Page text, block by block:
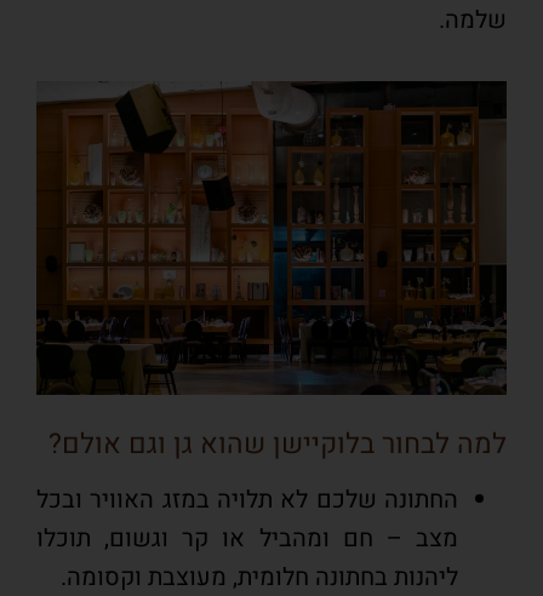
שלמה.
למה לבחור בלוקיישן שהוא גן וגם אולם?
החתונה שלכם לא תלויה במזג האוויר ובכל
מצב – חם ומהביל או קר וגשום, תוכלו
ליהנות בחתונה חלומית, מעוצבת וקסומה.